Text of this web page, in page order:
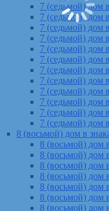
7 (седьмой) дом
7 (седьмой) дом
7 (седьмой) дом
7 (седьмой) дом
7 (седьмой) дом
7 (седьмой) дом
7 (седьмой) дом
7 (седьмой) дом
7 (седьмой) дом
7 (седьмой) дом
7 (седьмой) дом
7 (седьмой) дом
8 (восьмой) дом в
8 (восьмой) дом
8 (восьмой) дом
8 (восьмой) дом
8 (восьмой) дом
8 (восьмой) дом
8 (восьмой) дом
8 (восьмой) дом